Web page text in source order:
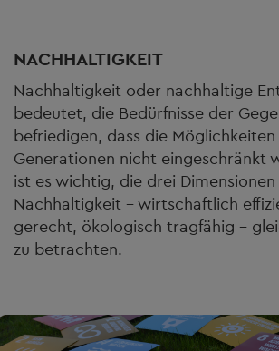
NACHHALTIGKEIT
Nachhaltigkeit oder nachhaltige
bedeutet, die Bedürfnisse der
befriedigen, dass die
Generationen nicht eingeschränkt
ist es wichtig, die drei
Nachhaltigkeit – wirtschaftlich
gerecht, ökologisch tragfähig –
zu betrachten.